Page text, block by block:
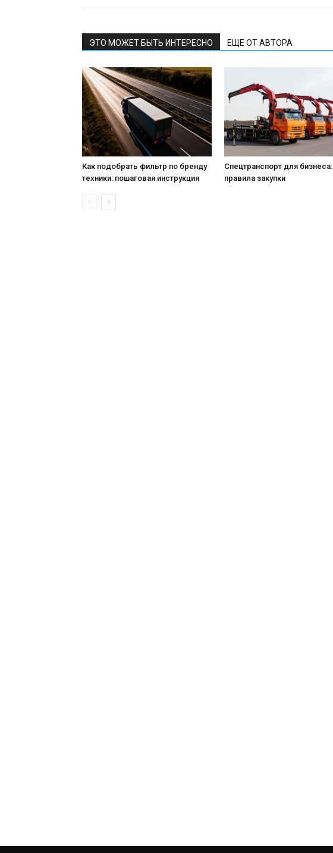
ЭТО МОЖЕТ БЫТЬ ИНТЕРЕСНО ЕЩЕ ОТ АВТОРА
Как подобрать фильтр по бренду
техники: пошаговая инструкция
Спецтранспорт для бизнеса:
правила закупки